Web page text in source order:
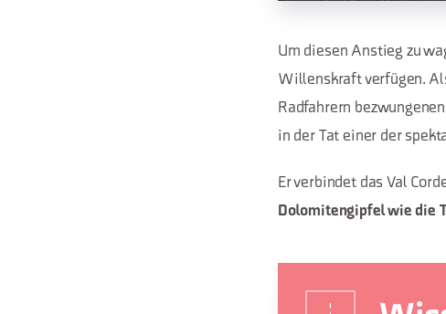
Um diesen Anstieg zu
Willenskraft verfügen.
Radfahrern
in der Tat einer der
Er verbindet das Val
Dolomitengipfel wie die